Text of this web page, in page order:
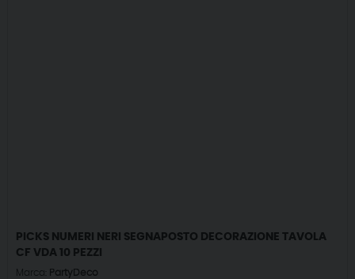
PICKS NUMERI NERI SEGNAPOSTO DECORAZIONE TAVOLA
CF VDA 10 PEZZI
Marca: PartyDeco